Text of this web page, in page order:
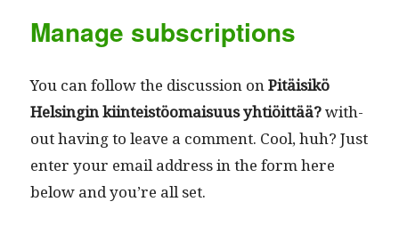
Manage subscriptions
You can fol­low the dis­cus­sion onPitäisikö
Helsin­gin kiin­teistöo­maisu­us yhtiöit­tää?with­
out hav­ing to leave a com­ment. Cool, huh? Just
enter your email address in the form here
below and you’re all set.